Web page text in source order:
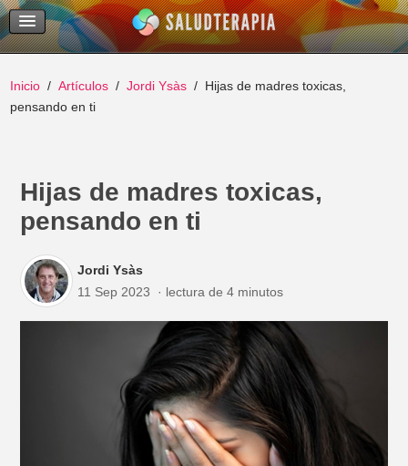
Temas Recientes
Buscar
Inicio Artículos Jordi Ysàs
Hijas de madres toxicas,
pensando en ti
Hijas de madres toxicas,
pensando en ti
Jordi Ysàs
11 Sep 2023
lectura de 4 minutos